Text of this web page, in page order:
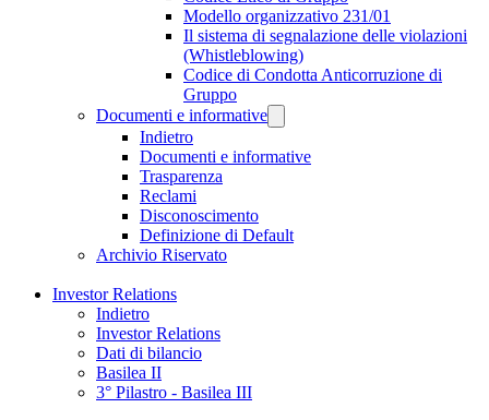
Modello organizzativo 231/01
Il sistema di segnalazione delle violazioni
(Whistleblowing)
Codice di Condotta Anticorruzione di
Gruppo
Documenti e informative
Indietro
Documenti e informative
Trasparenza
Reclami
Disconoscimento
Definizione di Default
Archivio Riservato
Investor Relations
Indietro
Investor Relations
Dati di bilancio
Basilea II
3° Pilastro - Basilea III